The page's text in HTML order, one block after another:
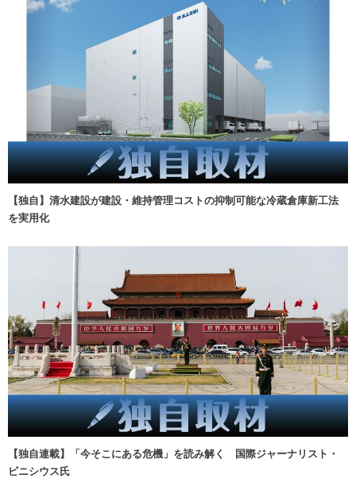
【独自】清水建設が建設・維持管理コストの抑制可能な冷蔵倉庫新工法
を実用化
【独自連載】「今そこにある危機」を読み解く 国際ジャーナリスト・
ビニシウス氏